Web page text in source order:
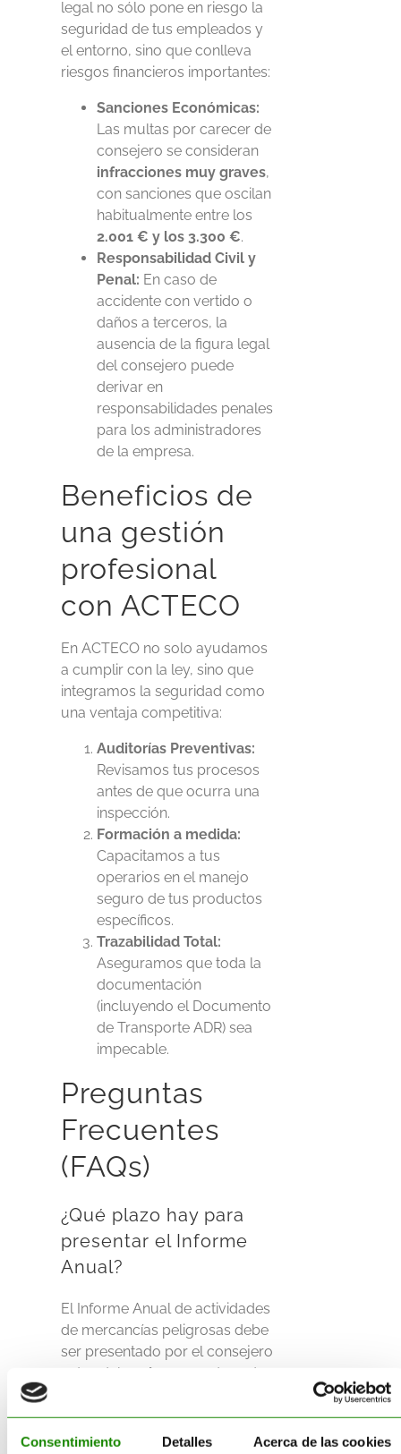
Consentimiento Detalles Acerca de las cookies
legal no sólo pone en riesgo la
seguridad de tus empleados y
el entorno, sino que conlleva
riesgos financieros importantes:
Sanciones Económicas:
Las multas por carecer de
consejero se consideran
infracciones muy graves,
con sanciones que oscilan
habitualmente entre los
2.001 € y los 3.300 €.
Responsabilidad Civil y
Penal: En caso de
accidente con vertido o
daños a terceros, la
ausencia de la figura legal
del consejero puede
derivar en
responsabilidades penales
para los administradores
de la empresa.
Beneficios de
una gestión
profesional
con ACTECO
En ACTECO no solo ayudamos
a cumplir con la ley, sino que
integramos la seguridad como
una ventaja competitiva:
Auditorías Preventivas:
Revisamos tus procesos
antes de que ocurra una
inspección.
Formación a medida:
Capacitamos a tus
operarios en el manejo
seguro de tus productos
específicos.
Trazabilidad Total:
Aseguramos que toda la
documentación
(incluyendo el Documento
de Transporte ADR) sea
impecable.
Preguntas
Frecuentes
(FAQs)
¿Qué plazo hay para
presentar el Informe
Anual?
El Informe Anual de actividades
de mercancías peligrosas debe
ser presentado por el consejero
antes del
31 de marzo
de cada
¿Puedo tener un